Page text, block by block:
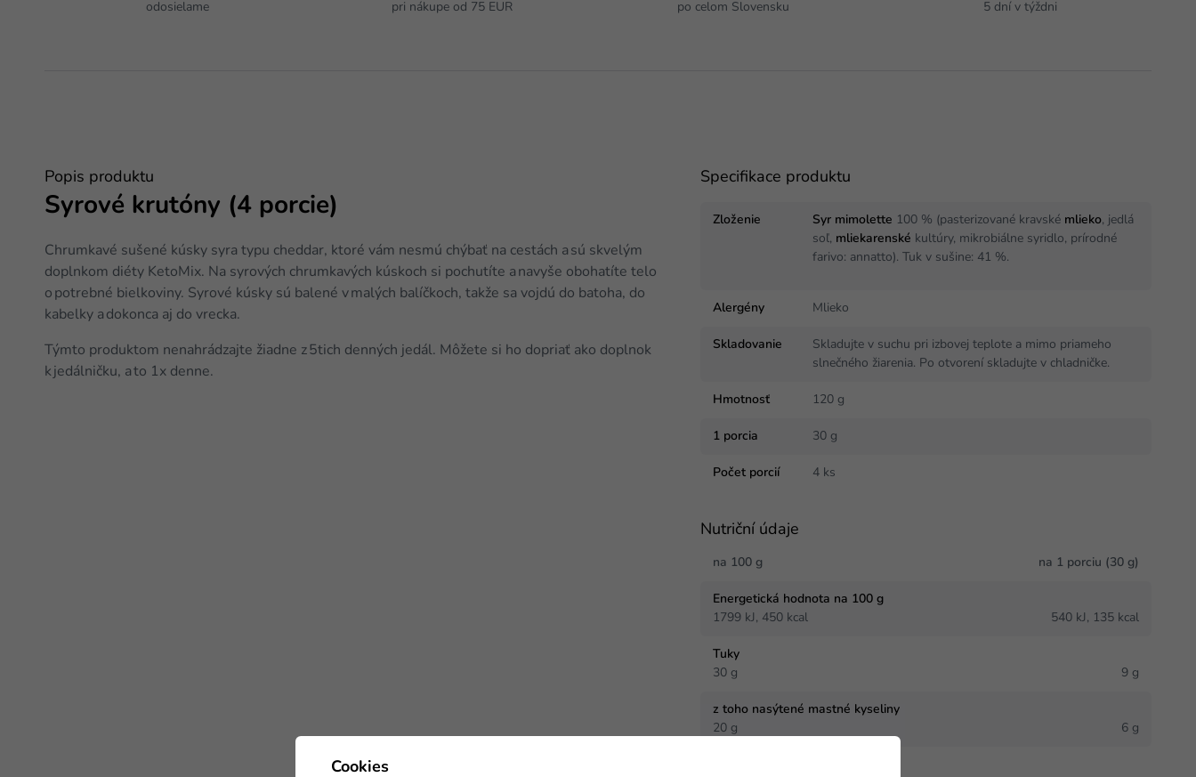
odosielame pri nákupe od 75 EUR po celom Slovensku 5 dní v týždni
Popis produktu
Syrové krutóny (4 porcie)
Chrumkavé sušené kúsky syra typu cheddar, ktoré vám nesmú chýbať na cestách a sú skvelým
doplnkom diéty KetoMix. Na syrových chrumkavých kúskoch si pochutíte a navyše obohatíte telo
o potrebné bielkoviny. Syrové kúsky sú balené v malých balíčkoch, takže sa vojdú do batoha, do
kabelky a dokonca aj do vrecka.
Týmto produktom nenahrádzajte žiadne z 5tich denných jedál. Môžete si ho dopriať ako doplnok
k jedálničku, a to 1x denne.
Specifikace produktu
Zloženie Syr mimolette 100 % (pasterizované kravské mlieko, jedlá
soľ, mliekarenské kultúry, mikrobiálne syridlo, prírodné
farivo: annatto). Tuk v sušine: 41 %.
Alergény Mlieko
Skladovanie
Skladujte v suchu pri izbovej teplote a mimo priameho
slnečného žiarenia. Po otvorení skladujte v chladničke.
Hmotnosť 120 g
1 porcia 30 g
Počet porcií 4 ks
Nutriční údaje
na 100 g na 1 porciu (30 g)
Energetická hodnota na 100 g
1799 kJ, 450 kcal
540 kJ, 135 kcal
Tuky
30 g
9 g
z toho nasýtené mastné kyseliny
20 g
6 g
Cookies